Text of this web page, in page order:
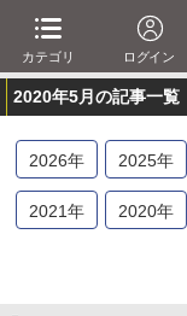
カテゴリ ログイン
2020年5月の記事一覧
2026年 2025年
2021年 2020年